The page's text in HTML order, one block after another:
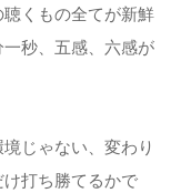
くもの全てが新鮮
秒、五感、六感が
じゃない、変わり
打ち勝てるかで